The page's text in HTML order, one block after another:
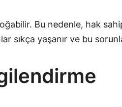
Bu nedenle, hak
sıkça yaşanır ve bu